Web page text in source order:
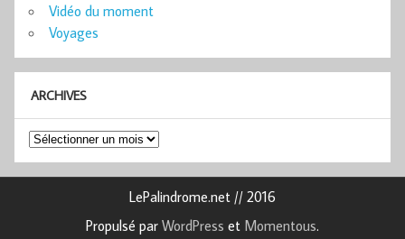
Vidéo du moment
Voyages
ARCHIVES
Archives
LePalindrome.net // 2016
Propulsé par WordPress et Momentous.